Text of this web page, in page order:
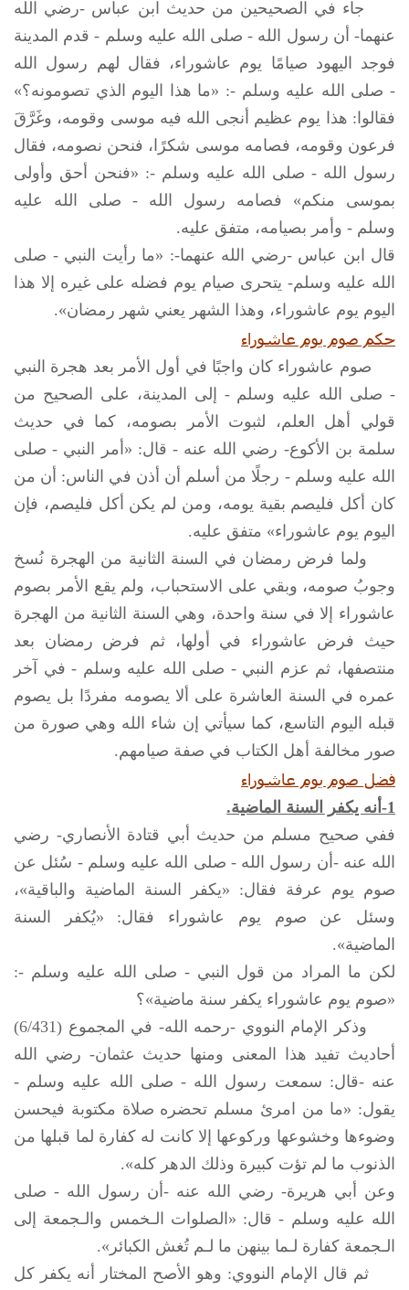
جاء في الصحيحين من حديث ابن عباس -رضي الله
عنهما- أن رسول الله - صلى الله عليه وسلم - قدم المدينة
فوجد اليهود صيامًا يوم عاشوراء، فقال لهم رسول الله
- صلى الله عليه وسلم -: «ما هذا اليوم الذي تصومونه؟»
فقالوا: هذا يوم عظيم أنجى الله فيه موسى وقومه، وغَرَّقَ
فرعون وقومه، فصامه موسى شكرًا، فنحن نصومه، فقال
رسول الله - صلى الله عليه وسلم -: «فنحن أحق وأولى
بموسى منكم» فصامه رسول الله - صلى الله عليه
وسلم - وأمر بصيامه، متفق عليه.
قال ابن عباس -رضي الله عنهما-: «ما رأيت النبي - صلى
الله عليه وسلم- يتحرى صيام يوم فضله على غيره إلا هذا
اليوم يوم عاشوراء، وهذا الشهر يعني شهر رمضان».
حكم صوم يوم عاشوراء
صوم عاشوراء كان واجبًا في أول الأمر بعد هجرة النبي
- صلى الله عليه وسلم- إلى المدينة، على الصحيح من
قولي أهل العلم، لثبوت الأمر بصومه، كما في حديث
سلمة بن الأكوع- رضي الله عنه - قال: «أمر النبي - صلى
الله عليه وسلم- رجلًا من أسلم أن أذن في الناس: أن من
كان أكل فليصم بقية يومه، ومن لم يكن أكل فليصم، فإن
اليوم يوم عاشوراء» متفق عليه.
ولما فرض رمضان في السنة الثانية من الهجرة نُسخ
وجوبُ صومه، وبقي على الاستحباب، ولم يقع الأمر بصوم
عاشوراء إلا في سنة واحدة، وهي السنة الثانية من الهجرة
حيث فرض عاشوراء في أولها، ثم فرض رمضان بعد
منتصفها، ثم عزم النبي - صلى الله عليه وسلم - في آخر
عمره في السنة العاشرة على ألا يصومه مفردًا بل يصوم
قبله اليوم التاسع، كما سيأتي إن شاء الله وهي صورة من
صور مخالفة أهل الكتاب في صفة صيامهم.
فضل صوم يوم عاشوراء
1-أنه يكفر السنة الماضية.
ففي صحيح مسلم من حديث أبي قتادة الأنصاري- رضي
الله عنه -أن رسول الله - صلى الله عليه وسلم- سُئل عن
صوم يوم عرفة فقال: «يكفر السنة الماضية والباقية»،
وسئل عن صوم يوم عاشوراء فقال: «يُكفر السنة
الماضية».
لكن ما المراد من قول النبي - صلى الله عليه وسلم -:
«صوم يوم عاشوراء يكفر سنة ماضية»؟
وذكر الإمام النووي -رحمه الله- في المجموع (6/431)
أحاديث تفيد هذا المعنى ومنها حديث عثمان- رضي الله
عنه -قال: سمعت رسول الله - صلى الله عليه وسلم -
يقول: «ما من امرئ مسلم تحضره صلاة مكتوبة فيحسن
وضوءها وخشوعها وركوعها إلا كانت له كفارة لما قبلها من
الذنوب ما لم تؤت كبيرة وذلك الدهر كله».
وعن أبي هريرة- رضي الله عنه -أن رسول الله - صلى
الله عليه وسلم - قال: «الصلوات الـخمس والـجمعة إلى
الـجمعة كفارة لـما بينهن ما لـم تُغش الكبائر».
ثم قال الإمام النووي: وهو الأصح المختار أنه يكفر كل